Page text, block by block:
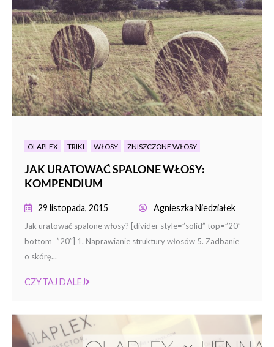
OLAPLEX TRIKI WŁOSY ZNISZCZONE WŁOSY
JAK URATOWAĆ SPALONE WŁOSY:
KOMPENDIUM
29 listopada, 2015 Agnieszka Niedziałek
Jak uratować spalone włosy? [divider style=”solid” top=”20″
bottom=”20″] 1. Naprawianie struktury włosów 5. Zadbanie
o skórę...
CZYTAJ DALEJ